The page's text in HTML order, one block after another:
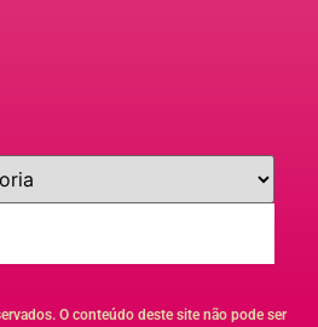
O conteúdo deste site não pode ser